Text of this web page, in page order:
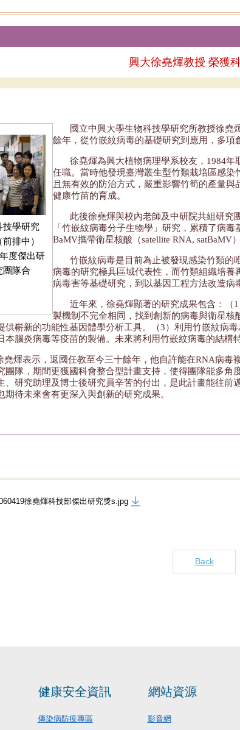
興大徐堯煇教授 榮獲
技學研究
排中）
度傑出研
團隊合
國立中興大學生物科技學研究所教授徐堯
餘年，從竹嵌紋病毒的基礎研究到應用，多項
徐堯煇為興大植物病理學系校友，1984
任職。當時他發現臺灣叢生型竹類栽培區感染
且無有效的防治方式，嚴重影響竹筍的產量
健康竹苗的育成。
此後徐堯煇與校內老師及中研院共組研究
「竹嵌紋病毒分子生物學」研究，累積了病
BaMV攜帶衛星核酸（satellite RNA, satBaMV
竹嵌紋病毒是目前為止被發現感染竹類的
病毒的研究極具區域代表性，而竹類組織培
病毒害等基礎研究，到以基因工程方法改造病
近年來，徐堯煇顯著的研究成果包含：（
製機制不完全相同，找到創新的病毒與衛星
供嶄新的功能性基因體學分析工具。（3）利用竹嵌紋病
本腦炎病毒等疫苗的製備。未來將利用竹嵌紋病毒的結構
堯煇表示，返國任教至今三十餘年，他自許能在RNA病
團隊，期間更獲國科會整合型計畫支持，使得團隊能多
、研究助理及博士後研究員辛苦的付出，是此計畫能往
期待未來會有更深入與創新的研究成果。
徐堯煇科技部傑出研究獎s.jpg
Back
健康安全資訊
傳染病防疫專區
網站資源
影音網